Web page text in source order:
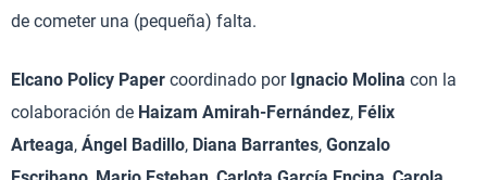
de cometer una (pequeña) falta.
Elcano Policy Paper coordinado por Ignacio Molina con la
colaboración de Haizam Amirah-Fernández, Félix
Arteaga, Ángel Badillo, Diana Barrantes, Gonzalo